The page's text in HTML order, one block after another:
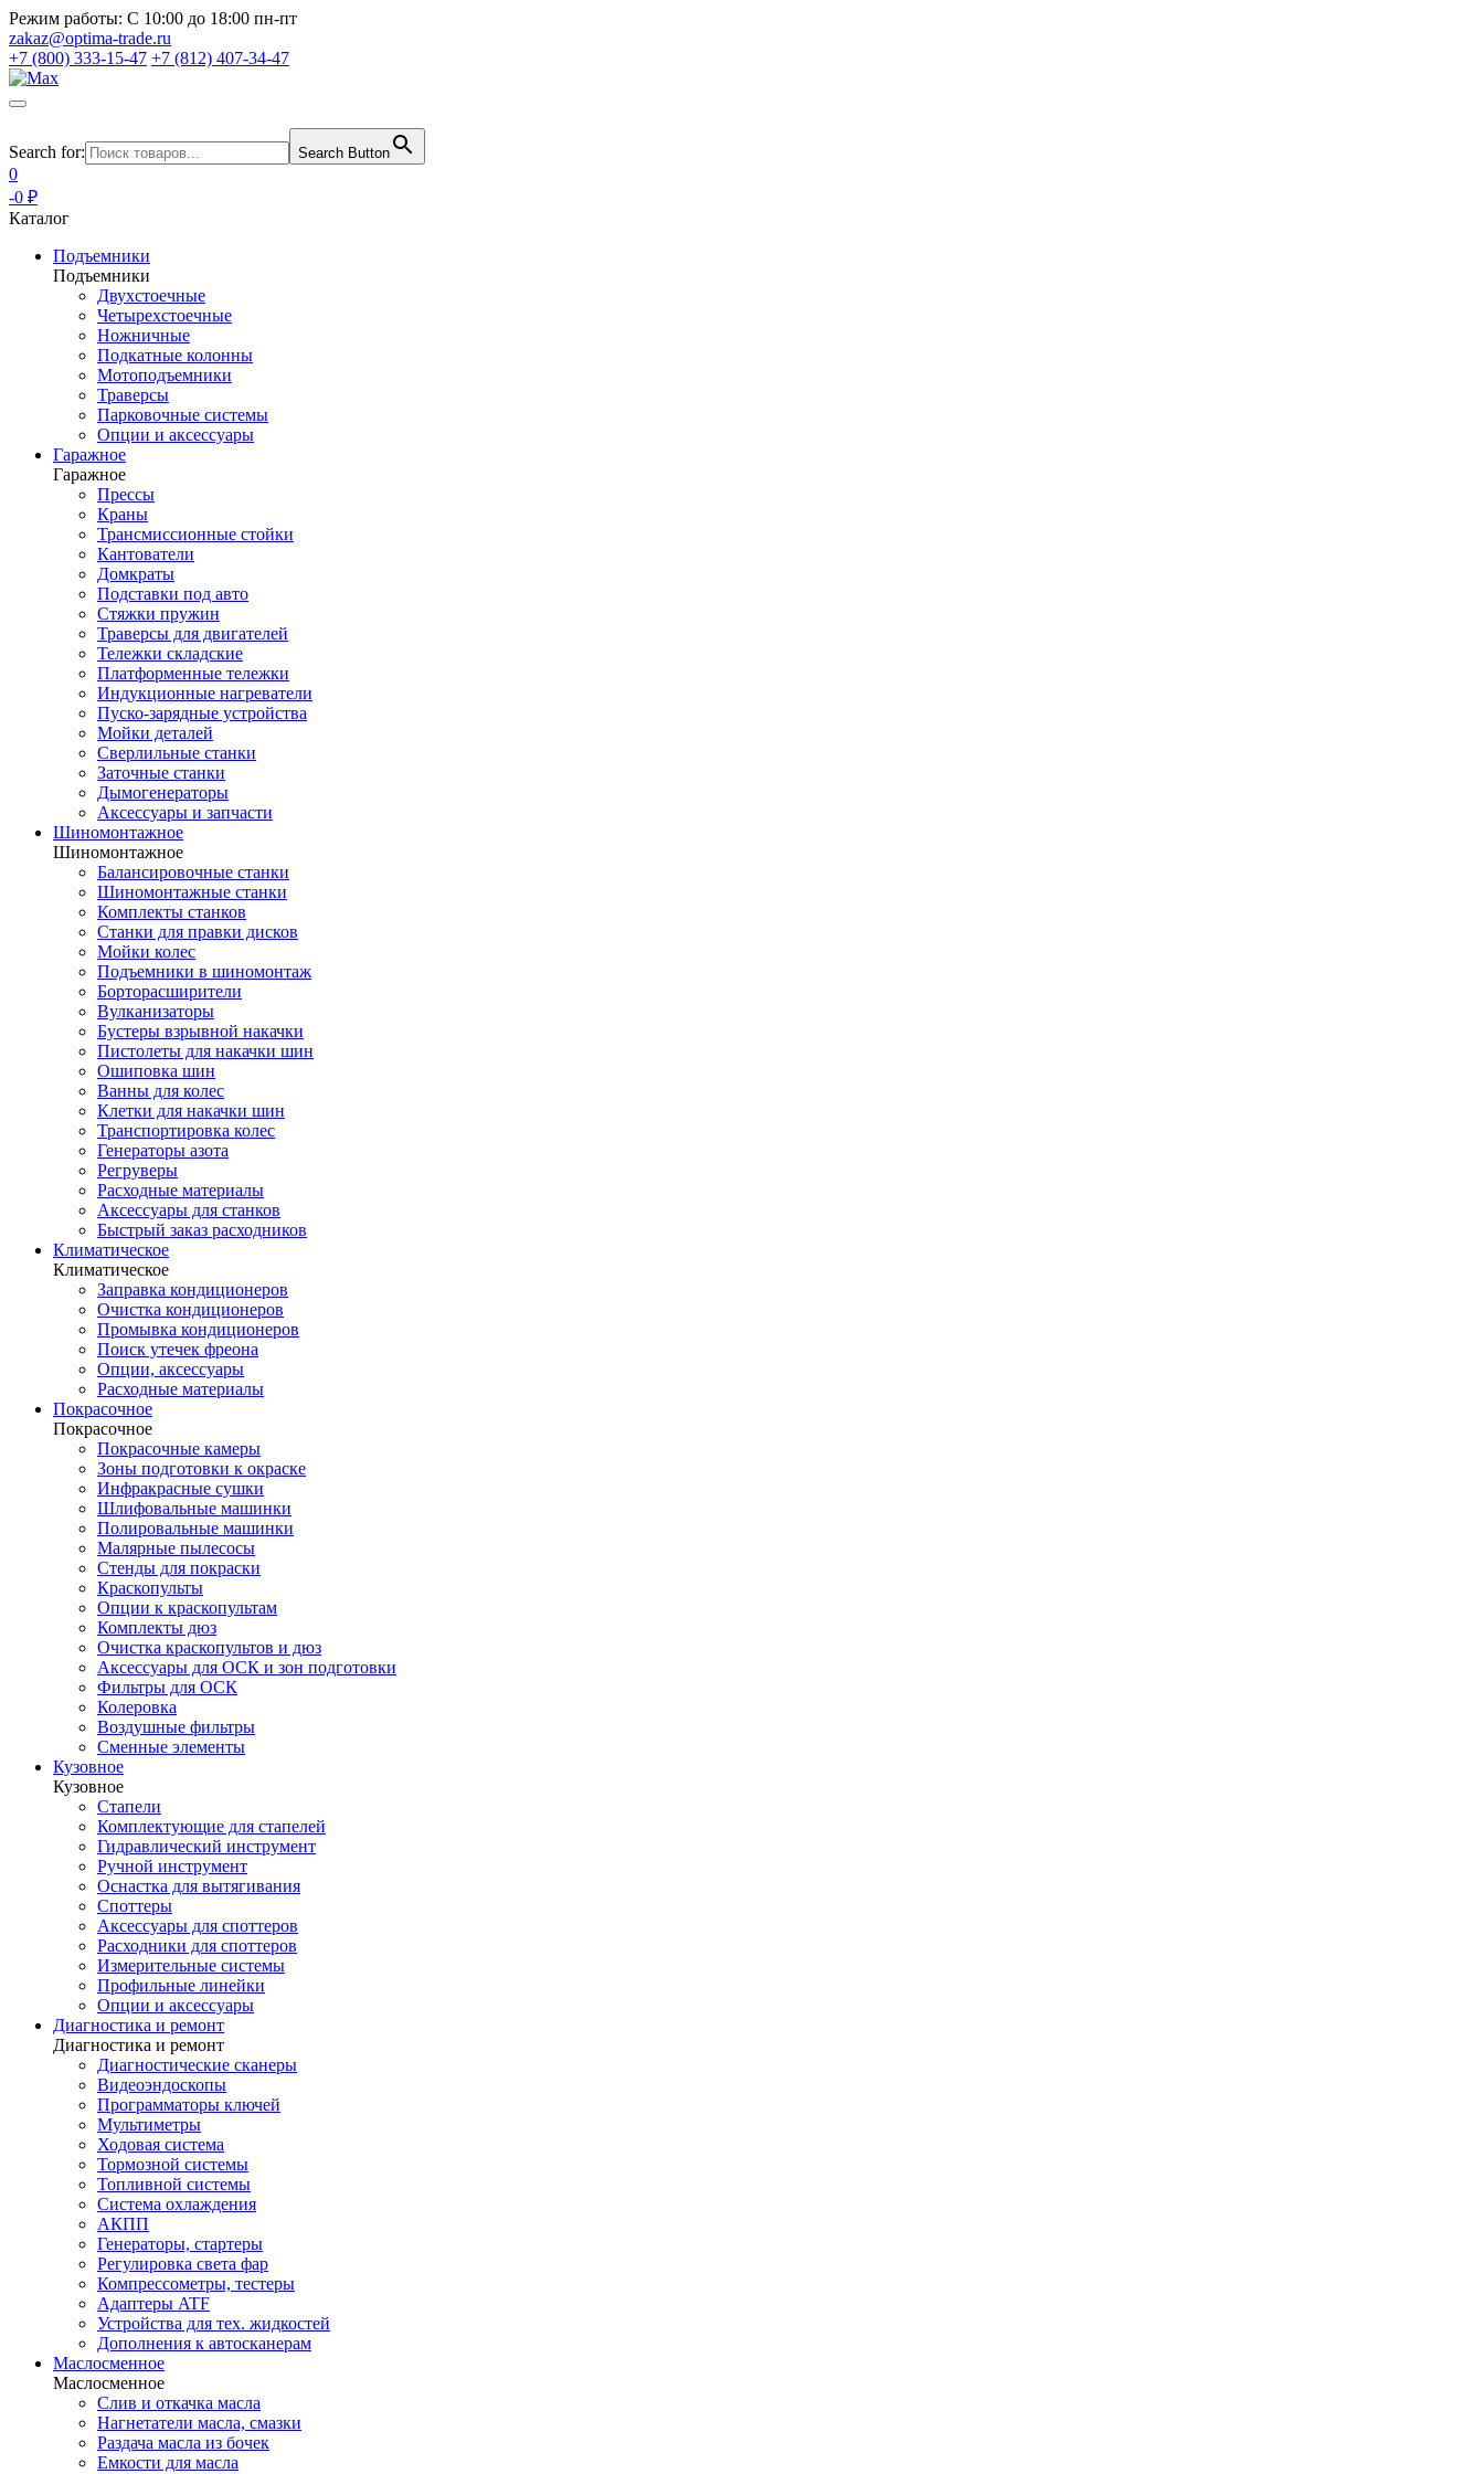
Режим работы: С 10:00 до 18:00 пн-пт
zakaz@optima-trade.ru
+7 (800) 333-15-47 +7 (812) 407-34-47
Search for: Search Button
0
-0 ₽
Каталог
Подъемники
Подъемники
Двухстоечные
Четырехстоечные
Ножничные
Подкатные колонны
Мотоподъемники
Траверсы
Парковочные системы
Опции и аксессуары
Гаражное
Гаражное
Прессы
Краны
Трансмиссионные стойки
Кантователи
Домкраты
Подставки под авто
Стяжки пружин
Траверсы для двигателей
Тележки складские
Платформенные тележки
Индукционные нагреватели
Пуско-зарядные устройства
Мойки деталей
Сверлильные станки
Заточные станки
Дымогенераторы
Аксессуары и запчасти
Шиномонтажное
Шиномонтажное
Балансировочные станки
Шиномонтажные станки
Комплекты станков
Станки для правки дисков
Мойки колес
Подъемники в шиномонтаж
Борторасширители
Вулканизаторы
Бустеры взрывной накачки
Пистолеты для накачки шин
Ошиповка шин
Ванны для колес
Клетки для накачки шин
Транспортировка колес
Генераторы азота
Регруверы
Расходные материалы
Аксессуары для станков
Быстрый заказ расходников
Климатическое
Климатическое
Заправка кондиционеров
Очистка кондиционеров
Промывка кондиционеров
Поиск утечек фреона
Опции, аксессуары
Расходные материалы
Покрасочное
Покрасочное
Покрасочные камеры
Зоны подготовки к окраске
Инфракрасные сушки
Шлифовальные машинки
Полировальные машинки
Малярные пылесосы
Стенды для покраски
Краскопульты
Опции к краскопультам
Комплекты дюз
Очистка краскопультов и дюз
Аксессуары для ОСК и зон подготовки
Фильтры для ОСК
Колеровка
Воздушные фильтры
Сменные элементы
Кузовное
Кузовное
Стапели
Комплектующие для стапелей
Гидравлический инструмент
Ручной инструмент
Оснастка для вытягивания
Споттеры
Аксессуары для споттеров
Расходники для споттеров
Измерительные системы
Профильные линейки
Опции и аксессуары
Диагностика и ремонт
Диагностика и ремонт
Диагностические сканеры
Видеоэндоскопы
Программаторы ключей
Мультиметры
Ходовая система
Тормозной системы
Топливной системы
Система охлаждения
АКПП
Генераторы, стартеры
Регулировка света фар
Компрессометры, тестеры
Адаптеры ATF
Устройства для тех. жидкостей
Дополнения к автосканерам
Маслосменное
Маслосменное
Слив и откачка масла
Нагнетатели масла, смазки
Раздача масла из бочек
Емкости для масла